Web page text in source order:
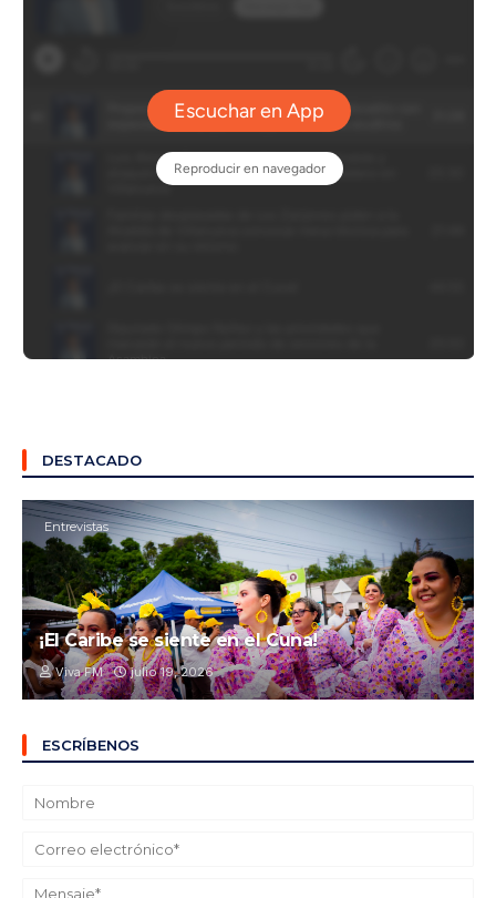
DESTACADO
Entrevistas
¡El Caribe se siente en el Cuna!
Viva FM julio 19, 2026
ESCRÍBENOS